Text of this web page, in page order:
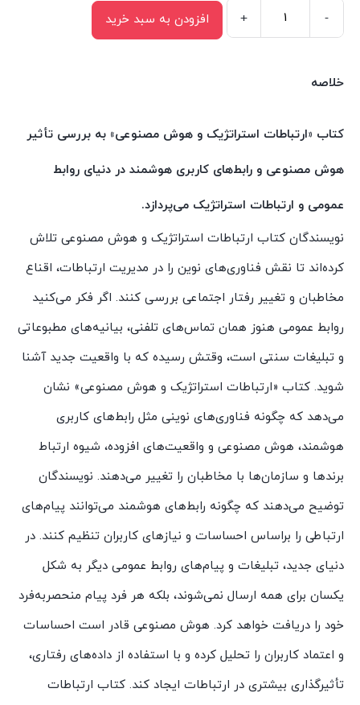
استراتژیک
هوش
اثر
انتشارات
سیمای
شرق
-
+ افزودن به سبد خرید
خلاصه
کتاب «ارتباطات استراتژیک و هوش مصنوعی» به بررسی تأثیر
هوش مصنوعی و رابط‌های کاربری هوشمند در دنیای روابط
عمومی و ارتباطات استراتژیک می‌پردازد.
نویسندگان کتاب ارتباطات استراتژیک و هوش مصنوعی تلاش
کرده‌اند تا نقش فناوری‌های نوین را در مدیریت ارتباطات، اقناع
مخاطبان و تغییر رفتار اجتماعی بررسی کنند. اگر فکر می‌کنید
روابط عمومی هنوز همان تماس‌های تلفنی، بیانیه‌های مطبوعاتی
و تبلیغات سنتی است، وقتش رسیده که با واقعیت جدید آشنا
شوید. کتاب «ارتباطات استراتژیک و هوش مصنوعی» نشان
می‌دهد که چگونه فناوری‌های نوینی مثل رابط‌های کاربری
هوشمند، هوش مصنوعی و واقعیت‌های افزوده، شیوه ارتباط
برندها و سازمان‌ها با مخاطبان را تغییر می‌دهند. نویسندگان
توضیح می‌دهند که چگونه رابط‌های هوشمند می‌توانند پیام‌های
ارتباطی را براساس احساسات و نیازهای کاربران تنظیم کنند. در
دنیای جدید، تبلیغات و پیام‌های روابط عمومی دیگر به شکل
یکسان برای همه ارسال نمی‌شوند، بلکه هر فرد پیام منحصربه‌فرد
خود را دریافت خواهد کرد. هوش مصنوعی قادر است احساسات
و اعتماد کاربران را تحلیل کرده و با استفاده از داده‌های رفتاری،
تأثیرگذاری بیشتری در ارتباطات ایجاد کند. کتاب ارتباطات